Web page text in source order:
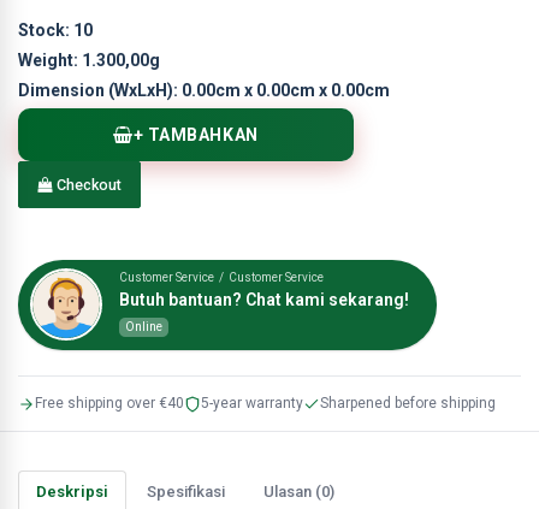
Stock: 10
Weight: 1.300,00g
Dimension (WxLxH): 0.00cm x 0.00cm x 0.00cm
+ TAMBAHKAN
Checkout
Customer Service / Customer Service
Butuh bantuan? Chat kami sekarang!
Online
Free shipping over €40 5-year warranty Sharpened before shipping
Deskripsi Spesifikasi Ulasan (0)